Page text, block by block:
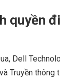
quyền
Dell
Truyền